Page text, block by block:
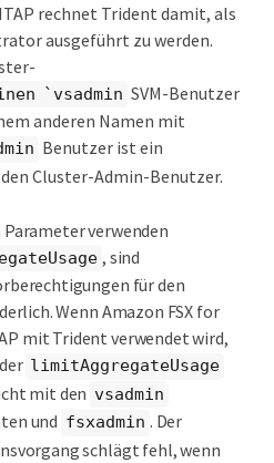
rechnet Trident damit, als
ausgeführt zu werden.
`vsadmin SVM-Benutzer
anderen Namen mit
Benutzer ist ein
Cluster-Admin-Benutzer.
Parameter verwenden
, sind
für den
Wenn Amazon FSX for
mit Trident verwendet wird,
limitAggregateUsage
mit den vsadmin
und fsxadmin . Der
schlägt fehl, wenn